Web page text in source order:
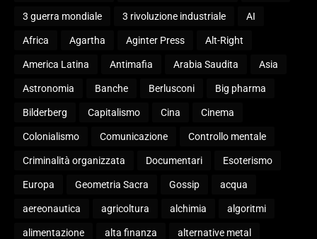
3 guerra mondiale 3 rivoluzione industriale AI
Africa Agartha Aginter Press Alt-Right
America Latina Antimafia Arabia Saudita Asia
Astronomia Banche Berlusconi Big pharma
Bilderberg Capitalismo Cina Cinema
Colonialismo Comunicazione Controllo mentale
Criminalità organizzata Documentari Esoterismo
Europa Geometria Sacra Gossip acqua
aereonautica agricoltura alchimia algoritmi
alimentazione alta finanza alternative metal